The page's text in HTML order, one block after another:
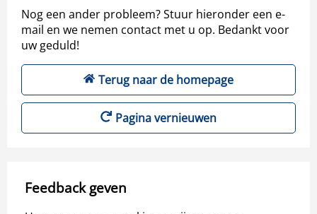
Nog een ander probleem? Stuur hieronder een e-
mail en we nemen contact met u op. Bedankt voor
uw geduld!
Terug naar de homepage
Pagina vernieuwen
Feedback geven